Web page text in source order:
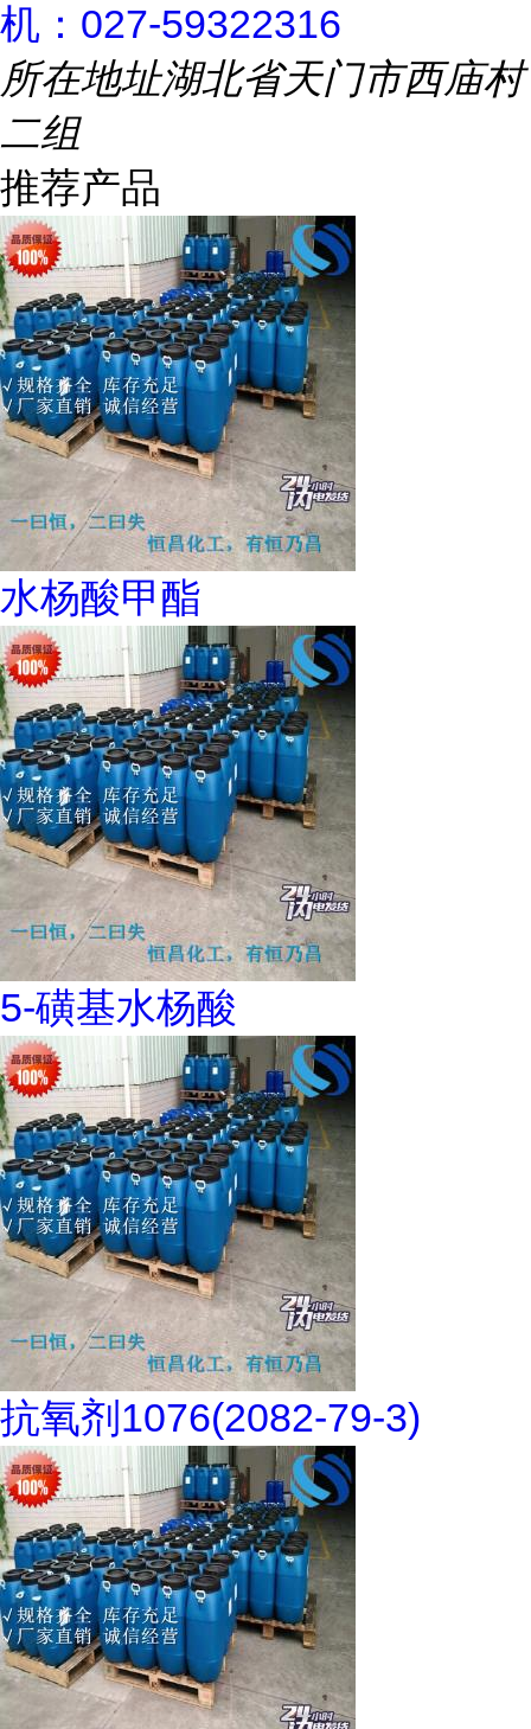
机：027-59322316
所在地址湖北省天门市西庙村
二组
推荐产品
水杨酸甲酯
5-磺基水杨酸
抗氧剂1076(2082-79-3)